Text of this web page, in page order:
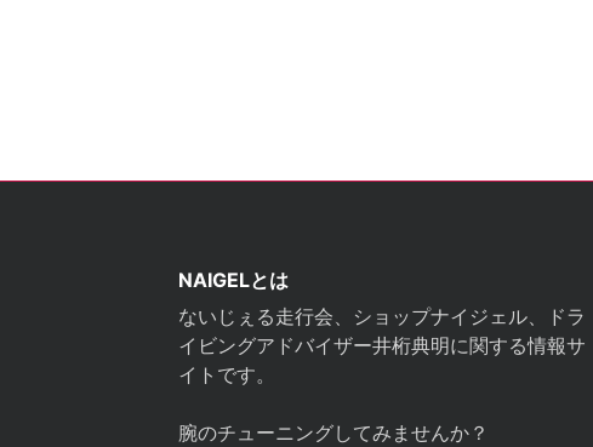
NAIGELとは
ないじぇる走行会、ショップナイジェル、ドラ
イビングアドバイザー井桁典明に関する情報サ
イトです。
腕のチューニングしてみませんか？